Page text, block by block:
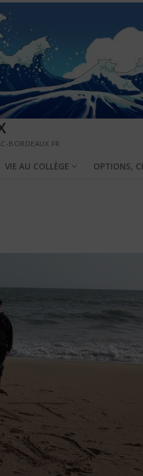
BORDEAUX.FR
VIE AU COLLÈGE OPTIONS,